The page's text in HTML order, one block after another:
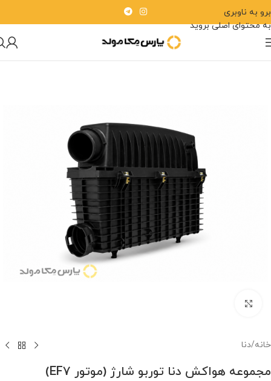
برو به ناوبری
به محتوای اصلی بروید
خانه/دنا
مجموعه هواکش دنا توربو شارژ (موتور EF7)